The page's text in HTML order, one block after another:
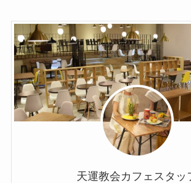
天運教会カフェスタッ